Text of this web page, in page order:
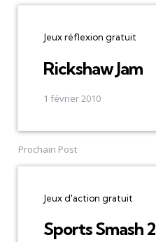
Jeux réflexion gratuit
Rickshaw Jam
1 février 2010
Prochain Post
Jeux d'action gratuit
Sports Smash 2